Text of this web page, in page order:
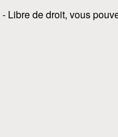
- Libre de droit, vous